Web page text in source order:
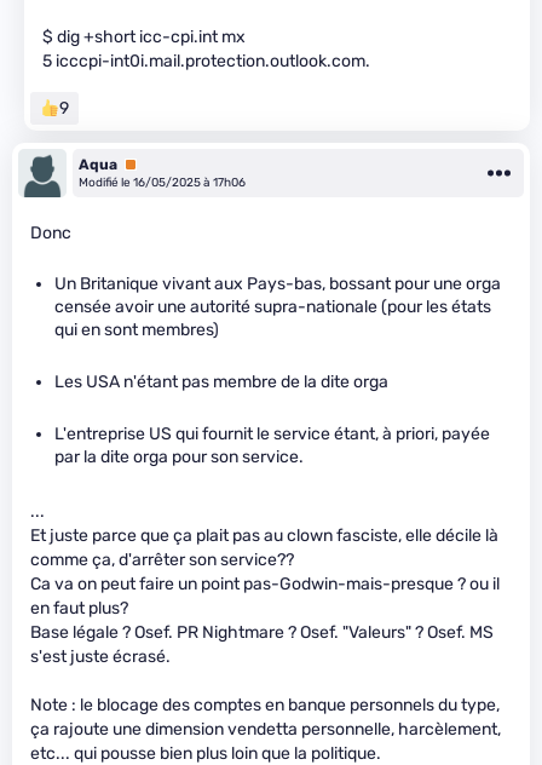
$ dig +short icc-cpi.int mx
5 icccpi-int0i.mail.protection.outlook.com.
9
Aqua Premium
Modifié le 16/05/2025 à 17h06
Donc
Un Britanique vivant aux Pays-bas, bossant pour une orga
censée avoir une autorité supra-nationale (pour les états
qui en sont membres)
Les USA n'étant pas membre de la dite orga
L'entreprise US qui fournit le service étant, à priori, payée
par la dite orga pour son service.
...
Et juste parce que ça plait pas au clown fasciste, elle décile là
comme ça, d'arrêter son service??
Ca va on peut faire un point pas-Godwin-mais-presque ? ou il
en faut plus?
Base légale ? Osef. PR Nightmare ? Osef. "Valeurs" ? Osef. MS
s'est juste écrasé.
Note : le blocage des comptes en banque personnels du type,
ça rajoute une dimension vendetta personnelle, harcèlement,
etc... qui pousse bien plus loin que la politique.